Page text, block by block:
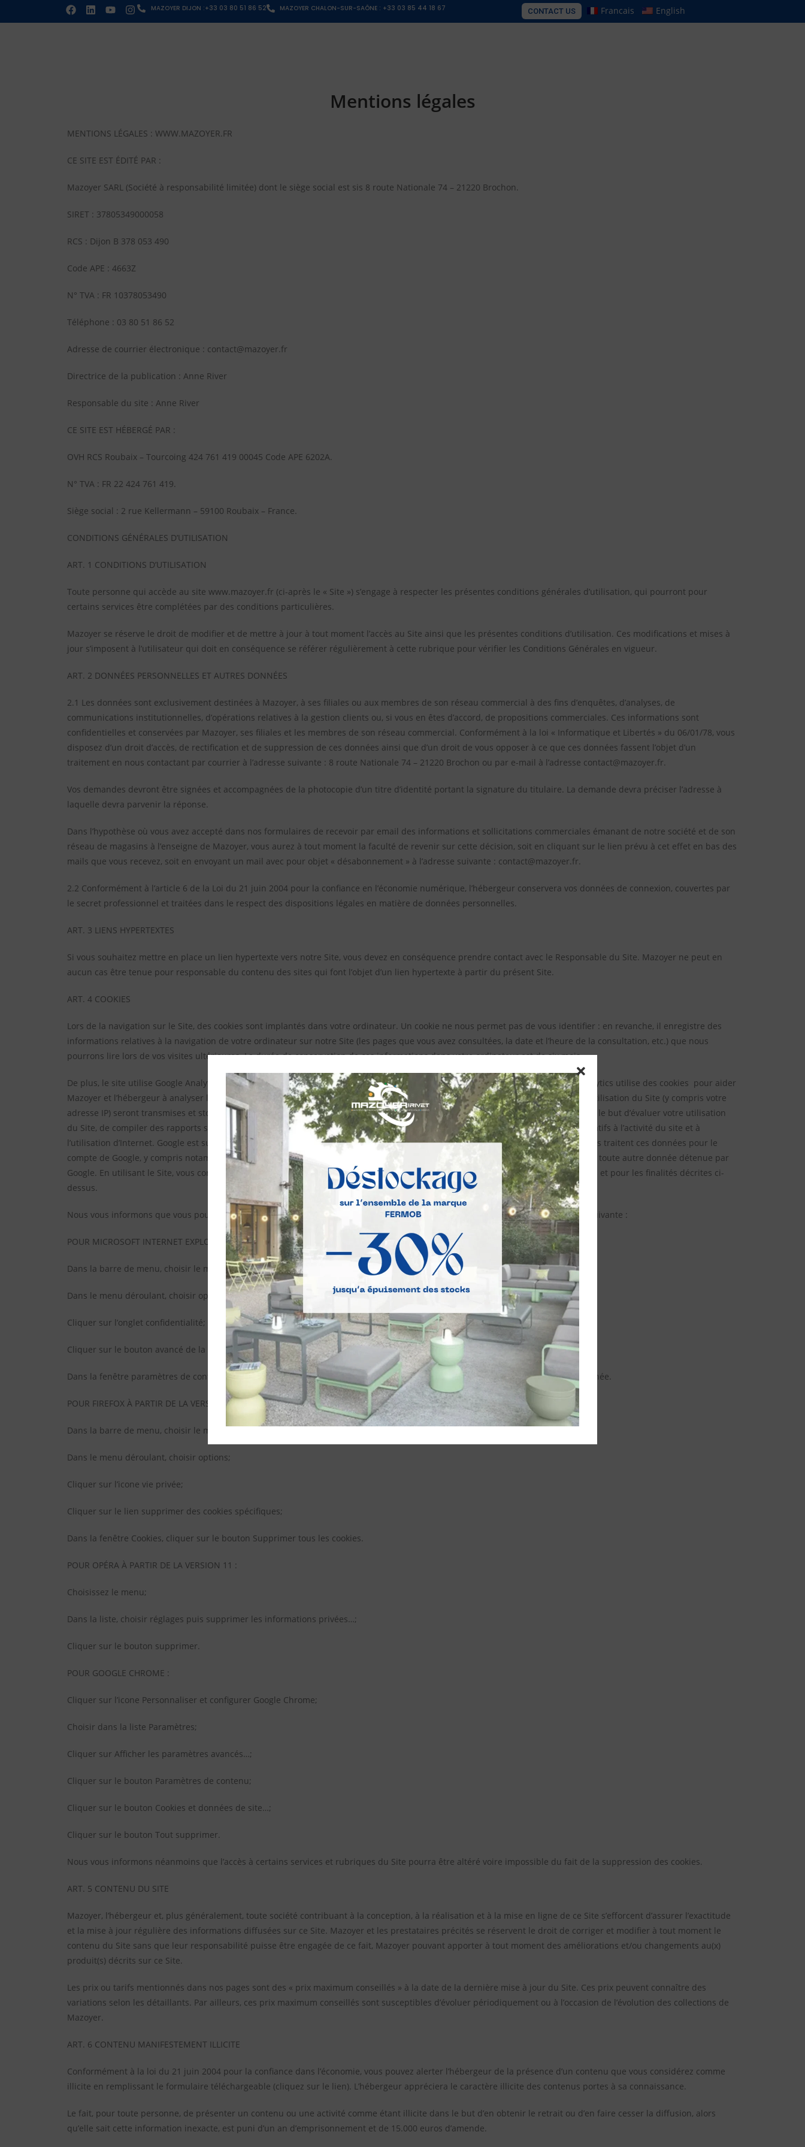
MAZOYER DIJON :+33 03 80 51 86 52 MAZOYER CHALON-SUR-SAÔNE : +33 03 85 44 18 67 CONTACT US Francais English
Mentions légales
MENTIONS LÉGALES : WWW.MAZOYER.FR
CE SITE EST ÉDITÉ PAR :
Mazoyer SARL (Société à responsabilité limitée) dont le siège social est sis 8 route Nationale 74 – 21220 Brochon.
SIRET : 37805349000058
RCS : Dijon B 378 053 490
Code APE : 4663Z
N° TVA : FR 10378053490
Téléphone : 03 80 51 86 52
Adresse de courrier électronique : contact@mazoyer.fr
Directrice de la publication : Anne River
Responsable du site : Anne River
CE SITE EST HÉBERGÉ PAR :
OVH RCS Roubaix – Tourcoing 424 761 419 00045 Code APE 6202A.
N° TVA : FR 22 424 761 419.
Siège social : 2 rue Kellermann – 59100 Roubaix – France.
CONDITIONS GÉNÉRALES D’UTILISATION
ART. 1 CONDITIONS D’UTILISATION
Toute personne qui accède au site www.mazoyer.fr (ci-après le « Site ») s’engage à respecter les présentes conditions générales d’utilisation, qui pourront pour
certains services être complétées par des conditions particulières.
Mazoyer se réserve le droit de modifier et de mettre à jour à tout moment l’accès au Site ainsi que les présentes conditions d’utilisation. Ces modifications et mises à
jour s’imposent à l’utilisateur qui doit en conséquence se référer régulièrement à cette rubrique pour vérifier les Conditions Générales en vigueur.
ART. 2 DONNÉES PERSONNELLES ET AUTRES DONNÉES
2.1 Les données sont exclusivement destinées à Mazoyer, à ses filiales ou aux membres de son réseau commercial à des fins d’enquêtes, d’analyses, de
communications institutionnelles, d’opérations relatives à la gestion clients ou, si vous en êtes d’accord, de propositions commerciales. Ces informations sont
confidentielles et conservées par Mazoyer, ses filiales et les membres de son réseau commercial. Conformément à la loi « Informatique et Libertés » du 06/01/78, vous
disposez d’un droit d’accès, de rectification et de suppression de ces données ainsi que d’un droit de vous opposer à ce que ces données fassent l’objet d’un
traitement en nous contactant par courrier à l’adresse suivante : 8 route Nationale 74 – 21220 Brochon ou par e-mail à l’adresse contact@mazoyer.fr.
Vos demandes devront être signées et accompagnées de la photocopie d’un titre d’identité portant la signature du titulaire. La demande devra préciser l’adresse à
laquelle devra parvenir la réponse.
Dans l’hypothèse où vous avez accepté dans nos formulaires de recevoir par email des informations et sollicitations commerciales émanant de notre société et de son
réseau de magasins à l’enseigne de Mazoyer, vous aurez à tout moment la faculté de revenir sur cette décision, soit en cliquant sur le lien prévu à cet effet en bas des
mails que vous recevez, soit en envoyant un mail avec pour objet « désabonnement » à l’adresse suivante : contact@mazoyer.fr.
2.2 Conformément à l’article 6 de la Loi du 21 juin 2004 pour la confiance en l’économie numérique, l’hébergeur conservera vos données de connexion, couvertes par
le secret professionnel et traitées dans le respect des dispositions légales en matière de données personnelles.
ART. 3 LIENS HYPERTEXTES
Si vous souhaitez mettre en place un lien hypertexte vers notre Site, vous devez en conséquence prendre contact avec le Responsable du Site. Mazoyer ne peut en
aucun cas être tenue pour responsable du contenu des sites qui font l’objet d’un lien hypertexte à partir du présent Site.
ART. 4 COOKIES
Lors de la navigation sur le Site, des cookies sont implantés dans votre ordinateur. Un cookie ne nous permet pas de vous identifier : en revanche, il enregistre des
informations relatives à la navigation de votre ordinateur sur notre Site (les pages que vous avez consultées, la date et l’heure de la consultation, etc.) que nous
pourrons lire lors de vos visites ultérieures. La durée de conservation de ces informations dans votre ordinateur est de six mois.
De plus, le site utilise Google Analytics, un service d’analyse de site Internet fourni par Google Inc. (ci-après « Google »). Google Analytics utilise des cookies pour aider
Mazoyer et l’hébergeur à analyser l’utilisation du Site par ses utilisateurs. Les données générées par les cookies concernant votre utilisation du Site (y compris votre
adresse IP) seront transmises et stockées par Google sur des serveurs situés aux Etats-Unis. Google utilisera cette information dans le but d’évaluer votre utilisation
du Site, de compiler des rapports sur l’activité du Site à destination de Mazoyer et de l’hébergeur et de fournir d’autres services relatifs à l’activité du site et à
l’utilisation d’Internet. Google est susceptible de communiquer ces données à des tiers en cas d’obligation légale ou lorsque ces tiers traitent ces données pour le
compte de Google, y compris notamment Mazoyer, l’éditeur du Site et à l’hébergeur. Google ne recoupera pas votre adresse IP avec toute autre donnée détenue par
Google. En utilisant le Site, vous consentez expressément au traitement de vos données nominatives par Google dans les conditions et pour les finalités décrites ci-
dessus.
Nous vous informons que vous pouvez vous opposer à l’enregistrement de cookies en configurant votre navigateur de la manière suivante :
POUR MICROSOFT INTERNET EXPLORER 7.0 ET SUIVANT:
Dans la barre de menu, choisir le menu outils;
Dans le menu déroulant, choisir options internet;
Cliquer sur l’onglet confidentialité;
Cliquer sur le bouton avancé de la section paramètres;
Dans la fenêtre paramètres de confidentialité avancés vérifier que l’option ignorer la gestion automatique des cookies n’est pas cochée.
POUR FIREFOX À PARTIR DE LA VERSION 12 :
Dans la barre de menu, choisir le menu outils;
Dans le menu déroulant, choisir options;
Cliquer sur l’icone vie privée;
Cliquer sur le lien supprimer des cookies spécifiques;
Dans la fenêtre Cookies, cliquer sur le bouton Supprimer tous les cookies.
POUR OPÉRA À PARTIR DE LA VERSION 11 :
Choisissez le menu;
Dans la liste, choisir réglages puis supprimer les informations privées…;
Cliquer sur le bouton supprimer.
POUR GOOGLE CHROME :
Cliquer sur l’icone Personnaliser et configurer Google Chrome;
Choisir dans la liste Paramètres;
Cliquer sur Afficher les paramètres avancés…;
Cliquer sur le bouton Paramètres de contenu;
Cliquer sur le bouton Cookies et données de site…;
Cliquer sur le bouton Tout supprimer.
Nous vous informons néanmoins que l’accès à certains services et rubriques du Site pourra être altéré voire impossible du fait de la suppression des cookies.
ART. 5 CONTENU DU SITE
Mazoyer, l’hébergeur et, plus généralement, toute société contribuant à la conception, à la réalisation et à la mise en ligne de ce Site s’efforcent d’assurer l’exactitude
et la mise à jour régulière des informations diffusées sur ce Site. Mazoyer et les prestataires précités se réservent le droit de corriger et modifier à tout moment le
contenu du Site sans que leur responsabilité puisse être engagée de ce fait, Mazoyer pouvant apporter à tout moment des améliorations et/ou changements au(x)
produit(s) décrits sur ce Site.
Les prix ou tarifs mentionnés dans nos pages sont des « prix maximum conseillés » à la date de la dernière mise à jour du Site. Ces prix peuvent connaître des
variations selon les détaillants. Par ailleurs, ces prix maximum conseillés sont susceptibles d’évoluer périodiquement ou à l’occasion de l’évolution des collections de
Mazoyer.
ART. 6 CONTENU MANIFESTEMENT ILLICITE
Conformément à la loi du 21 juin 2004 pour la confiance dans l’économie, vous pouvez alerter l’hébergeur de la présence d’un contenu que vous considérez comme
illicite en remplissant le formulaire téléchargeable (cliquez sur le lien). L’hébergeur appréciera le caractère illicite des contenus portes à sa connaissance.
Le fait, pour toute personne, de présenter un contenu ou une activité comme étant illicite dans le but d’en obtenir le retrait ou d’en faire cesser la diffusion, alors
qu’elle sait cette information inexacte, est puni d’un an d’emprisonnement et de 15.000 euros d’amende.